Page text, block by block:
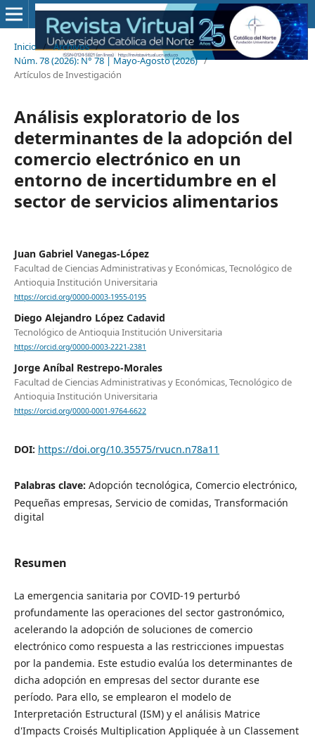
Inicio / Archivos /
Núm. 78 (2026): N° 78 | Mayo-Agosto (2026) /
Artículos de Investigación
Análisis exploratorio de los
determinantes de la adopción del
comercio electrónico en un
entorno de incertidumbre en el
sector de servicios alimentarios
Juan Gabriel Vanegas-López
Facultad de Ciencias Administrativas y Económicas, Tecnológico de
Antioquia Institución Universitaria
https://orcid.org/0000-0003-1955-0195
Diego Alejandro López Cadavid
Tecnológico de Antioquia Institución Universitaria
https://orcid.org/0000-0003-2221-2381
Jorge Aníbal Restrepo-Morales
Facultad de Ciencias Administrativas y Económicas, Tecnológico de
Antioquia Institución Universitaria
https://orcid.org/0000-0001-9764-6622
DOI: https://doi.org/10.35575/rvucn.n78a11
Palabras clave: Adopción tecnológica, Comercio electrónico,
Pequeñas empresas, Servicio de comidas, Transformación
digital
Resumen
La emergencia sanitaria por COVID-19 perturbó
profundamente las operaciones del sector gastronómico,
acelerando la adopción de soluciones de comercio
electrónico como respuesta a las restricciones impuestas
por la pandemia. Este estudio evalúa los determinantes de
dicha adopción en empresas del sector durante ese
período. Para ello, se emplearon el modelo de
Interpretación Estructural (ISM) y el análisis Matrice
d'Impacts Croisés Multiplication Appliquée à un Classement